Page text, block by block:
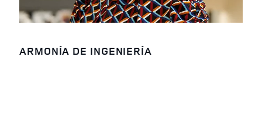
ARMONÍA DE INGENIERÍA